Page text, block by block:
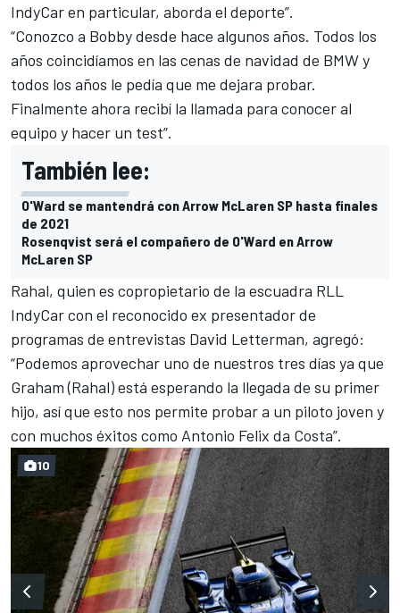
IndyCar en particular, aborda el deporte”.
“Conozco a Bobby desde hace algunos años. Todos los
años coincidíamos en las cenas de navidad de BMW y
todos los años le pedía que me dejara probar.
Finalmente ahora recibí la llamada para conocer al
equipo y hacer un test”.
También lee:
O'Ward se mantendrá con Arrow McLaren SP hasta finales
de 2021
Rosenqvist será el compañero de O'Ward en Arrow
McLaren SP
Rahal, quien es copropietario de la escuadra RLL
IndyCar con el reconocido ex presentador de
programas de entrevistas David Letterman, agregó:
“Podemos aprovechar uno de nuestros tres días ya que
Graham (Rahal) está esperando la llegada de su primer
hijo, así que esto nos permite probar a un piloto joven y
con muchos éxitos como Antonio Felix da Costa”.
10